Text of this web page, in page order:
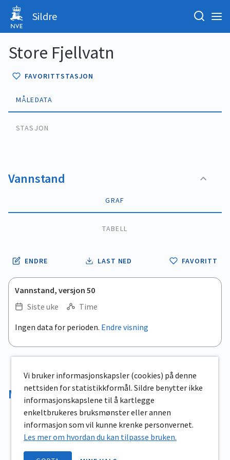
Sildre
Store Fjellvatn
FAVORITTSTASJON
MÅLEDATA
STASJON
Vannstand
GRAF
TABELL
ENDRE LAST NED FAVORITT
Vannstand, versjon 50
Siste uke
Time
.
View as data table, .
Ingen data for perioden. Endre visning
Magasinvolum
Vi bruker informasjonskapsler (cookies) på denne
nettsiden for statistikkformål. Sildre benytter ikke
informasjonskapslene til å kartlegge
enkeltbrukeres bruksmønster eller annen
informasjon som vil kunne krenke personvernet.
Les mer om hvordan du kan tilpasse bruken.